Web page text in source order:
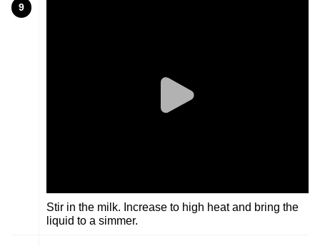
9
Stir in the milk. Increase to high heat and bring the
liquid to a simmer.